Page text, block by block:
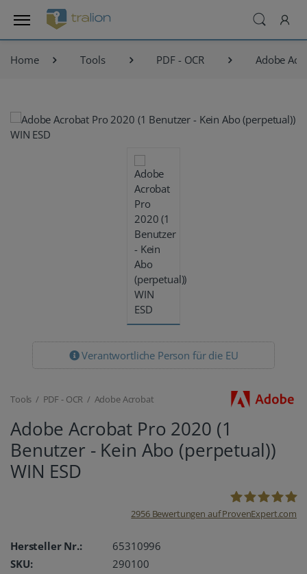
Home Tools PDF - OCR Adobe
Verantwortliche Person für die EU
Tools / PDF - OCR / Adobe Acrobat
Adobe Acrobat Pro 2020 (1
Benutzer - Kein Abo (perpetual))
WIN ESD
2956Bewertungen auf ProvenExpert.com
Hersteller Nr.:
65310996
SKU:
290100